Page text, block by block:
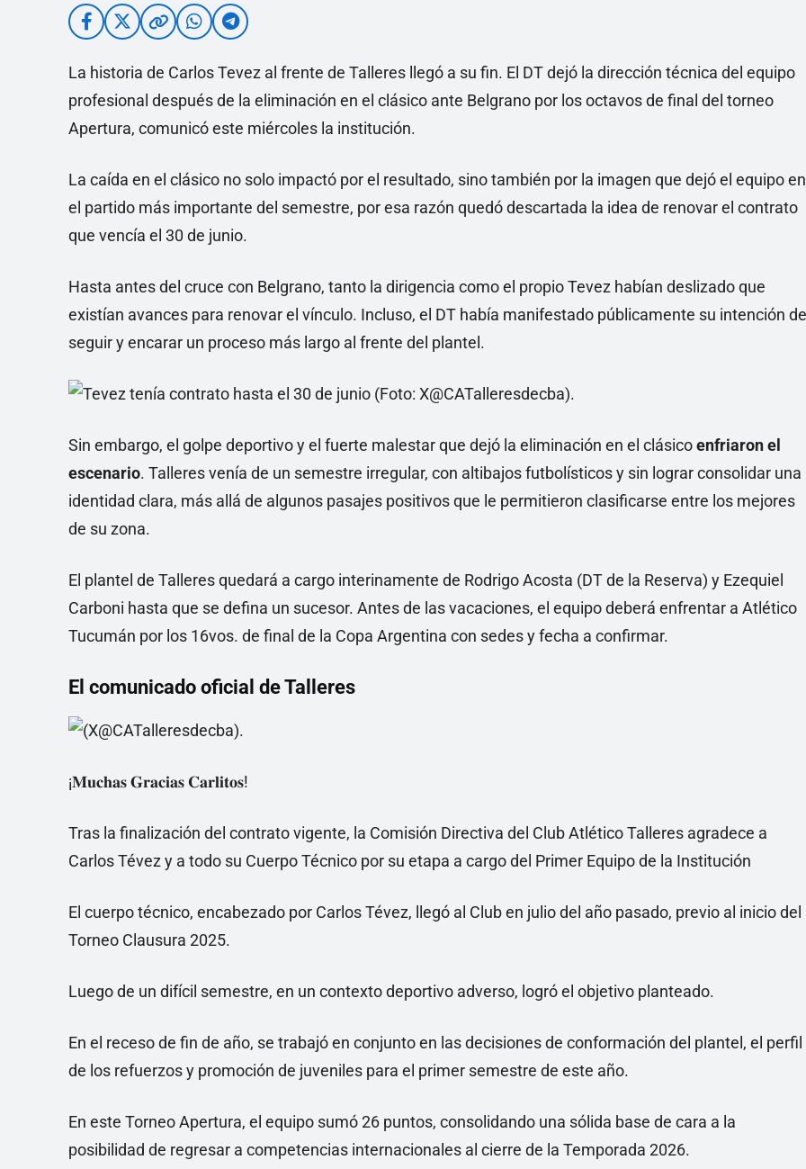
La historia de Carlos Tevez al frente de Talleres llegó a su fin. El DT dejó la dirección técnica del equipo
profesional después de la eliminación en el clásico ante Belgrano por los octavos de final del torneo
Apertura, comunicó este miércoles la institución.
La caída en el clásico no solo impactó por el resultado, sino también por la imagen que dejó el equipo en
el partido más importante del semestre, por esa razón quedó descartada la idea de renovar el contrato
que vencía el 30 de junio.
Hasta antes del cruce con Belgrano, tanto la dirigencia como el propio Tevez habían deslizado que
existían avances para renovar el vínculo. Incluso, el DT había manifestado públicamente su intención de
seguir y encarar un proceso más largo al frente del plantel.
Sin embargo, el golpe deportivo y el fuerte malestar que dejó la eliminación en el clásicoenfriaron el
escenario. Talleres venía de un semestre irregular, con altibajos futbolísticos y sin lograr consolidar una
identidad clara, más allá de algunos pasajes positivos que le permitieron clasificarse entre los mejores
de su zona.
El plantel de Talleres quedará a cargo interinamente de Rodrigo Acosta (DT de la Reserva) y Ezequiel
Carboni hasta que se defina un sucesor. Antes de las vacaciones, el equipo deberá enfrentar a Atlético
Tucumán por los 16vos. de final de la Copa Argentina con sedes y fecha a confirmar.
El comunicado oficial de Talleres
¡𝐌𝐮𝐜𝐡𝐚𝐬 𝐆𝐫𝐚𝐜𝐢𝐚𝐬 𝐂𝐚𝐫𝐥𝐢𝐭𝐨𝐬!
Tras la finalización del contrato vigente, la Comisión Directiva del Club Atlético Talleres agradece a
Carlos Tévez y a todo su Cuerpo Técnico por su etapa a cargo del Primer Equipo de la Institución
El cuerpo técnico, encabezado por Carlos Tévez, llegó al Club en julio del año pasado, previo al inicio del
Torneo Clausura 2025.
Luego de un difícil semestre, en un contexto deportivo adverso, logró el objetivo planteado.
En el receso de fin de año, se trabajó en conjunto en las decisiones de conformación del plantel, el perfil
de los refuerzos y promoción de juveniles para el primer semestre de este año.
En este Torneo Apertura, el equipo sumó 26 puntos, consolidando una sólida base de cara a la
posibilidad de regresar a competencias internacionales al cierre de la Temporada 2026.